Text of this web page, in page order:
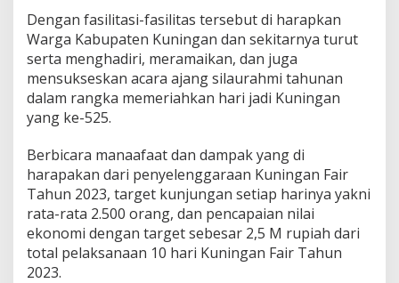
Dengan fasilitasi-fasilitas tersebut di harapkan
Warga Kabupaten Kuningan dan sekitarnya turut
serta menghadiri, meramaikan, dan juga
mensukseskan acara ajang silaurahmi tahunan
dalam rangka memeriahkan hari jadi Kuningan
yang ke-525.
Berbicara manaafaat dan dampak yang di
harapakan dari penyelenggaraan Kuningan Fair
Tahun 2023, target kunjungan setiap harinya yakni
rata-rata 2.500 orang, dan pencapaian nilai
ekonomi dengan target sebesar 2,5 M rupiah dari
total pelaksanaan 10 hari Kuningan Fair Tahun
2023.